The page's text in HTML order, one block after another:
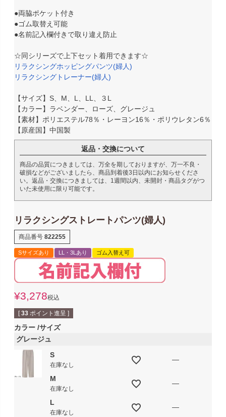
●両脇ポケット付き
●ゴム取替え可能
●名前記入欄付きで取り違え防止
☆同シリーズで上下セット着用できます☆
リラクシングホッピングパンツ(婦人)
リラクシングトレーナー(婦人)
【サイズ】S、M、L、LL、３L
【カラー】ラベンダー、ローズ、グレージュ
【素材】ポリエステル78％・レーヨン16％・ポリウレタン6％
【原産国】中国製
返品・交換について
商品の品質につきましては、万全を期しておりますが、万一不良・
破損などがございましたら、商品到着後3日以内にお知らせくださ
い。返品・交換につきましては、1週間以内、未開封・商品タグがつ
いた未使用に限り可能です。
リラクシングストレートパンツ(婦人)
商品番号 822255
Sサイズあり LL・3Lあり ゴム入替え可
¥3,278税込
[ 33 ポイント進呈 ]
カラー サイズ
グレージュ
S
在庫なし
—
M
在庫なし
—
L
在庫なし
—